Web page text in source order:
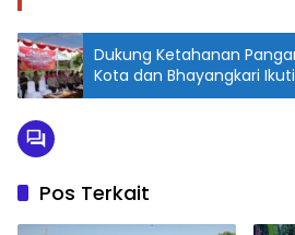
Dukung Ketahanan
Kota dan Bhayangkari
Program P2L Secara
Pos Terkait